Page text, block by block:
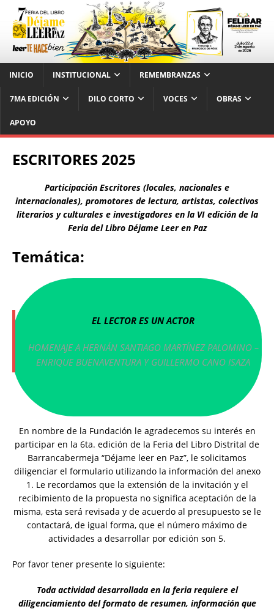
INICIO INSTITUCIONAL REMEMBRANZAS
7MA EDICIÓN DILO CORTO VOCES OBRAS
APOYO
ESCRITORES 2025
Participación Escritores (locales, nacionales e
internacionales), promotores de lectura, artistas, colectivos
literarios y culturales e investigadores en la VI edición de la
Feria del Libro Déjame Leer en Paz
Temática:
EL LECTOR ES UN ACTOR
HOMENAJE A HERNÁN SANTIAGO MARTÍNEZ PALOMINO –
ENRIQUE BUENAVENTURA Y GUILLERMO CANO ISAZA
En nombre de la Fundación le agradecemos su interés en
participar en la 6ta. edición de la Feria del Libro Distrital de
Barrancabermeja “Déjame leer en Paz”, le solicitamos
diligenciar el formulario utilizando la información del anexo
1. Le recordamos que la extensión de la invitación y el
recibimiento de la propuesta no significa aceptación de la
misma, esta será revisada y de acuerdo al presupuesto se le
contactará, de igual forma, que el número máximo de
actividades a desarrollar por edición son 5.
Por favor tener presente lo siguiente:
Toda actividad desarrollada en la feria requiere el
diligenciamiento del formato de resumen, información que